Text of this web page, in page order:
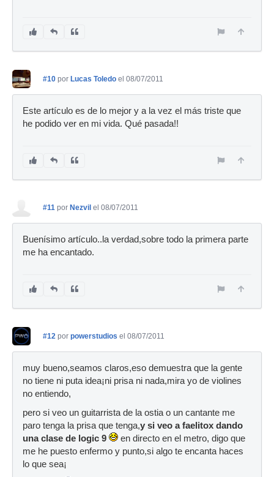
#10 por Lucas Toledo el 08/07/2011
Este artículo es de lo mejor y a la vez el más triste que
he podido ver en mi vida. Qué pasada!!
#11 por Nezvil el 08/07/2011
Buenísimo artículo..la verdad,sobre todo la primera parte
me ha encantado.
#12 por powerstudios el 08/07/2011
muy bueno,seamos claros,eso demuestra que la gente
no tiene ni puta idea¡ni prisa ni nada,mira yo de violines
no entiendo,
pero si veo un guitarrista de la ostia o un cantante me
paro tenga la prisa que tenga,y si veo a faelitox dando
una clase de logic 9
en directo en el metro, digo que
me he puesto enfermo y punto,si algo te encanta haces
lo que sea¡